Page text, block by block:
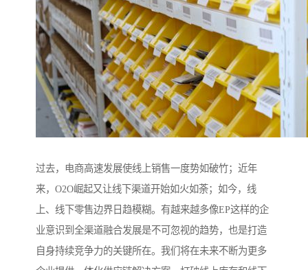
过去，电商高速发展使线上销售一度势如破竹；近年
来，O2O崛起又让线下渠道开始如火如荼；如今，线
上、线下零售边界日趋模糊。有越来越多像EP这样的企
业意识到全渠道融合发展是不可忽视的趋势，也是打造
自身持续竞争力的关键所在。我们将在未来不断为更多